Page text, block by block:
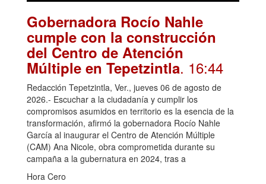
Gobernadora Rocío Nahle
cumple con la construcción
del Centro de Atención
Múltiple en Tepetzintla. 16:44
Redacción Tepetzintla, Ver., jueves 06 de agosto de
2026.- Escuchar a la ciudadanía y cumplir los
compromisos asumidos en territorio es la esencia de la
transformación, afirmó la gobernadora Rocío Nahle
García al inaugurar el Centro de Atención Múltiple
(CAM) Ana Nicole, obra comprometida durante su
campaña a la gubernatura en 2024, tras a
Hora Cero